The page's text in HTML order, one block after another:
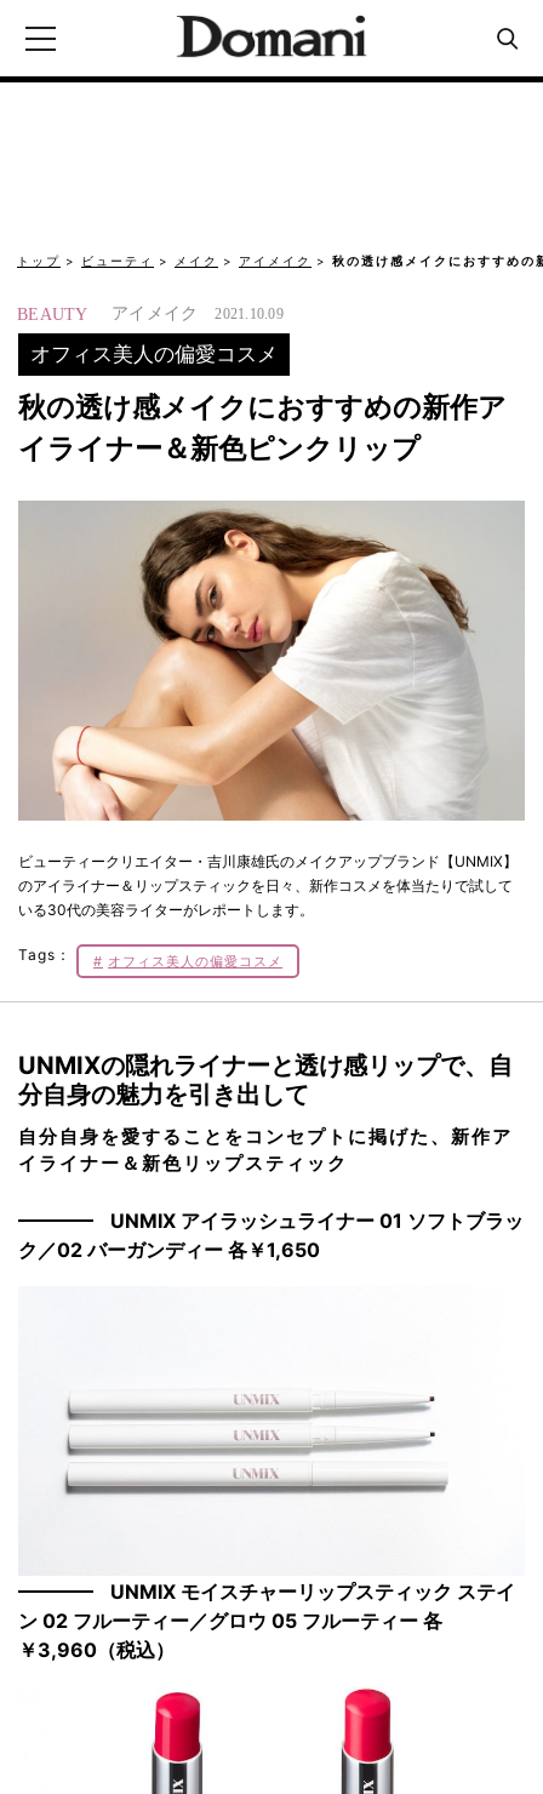
トップ ビューティ メイク アイメイク 秋の透け感メイクにおすすめ
BEAUTY アイメイク 2021.10.09
オフィス美人の偏愛コスメ
秋の透け感メイクにおすすめの新作ア
イライナー＆新色ピンクリップ
ビューティークリエイター・吉川康雄氏のメイクアップブランド【UNMIX】
のアイライナー＆リップスティックを日々、新作コスメを体当たりで試して
いる30代の美容ライターがレポートします。
Tags： オフィス美人の偏愛コスメ
UNMIXの隠れライナーと透け感リップで、自
分自身の魅力を引き出して
自分自身を愛することをコンセプトに掲げた、新作ア
イライナー＆新色リップスティック
UNMIX アイラッシュライナー 01 ソフトブラッ
ク／02 バーガンディー 各￥1,650
UNMIX モイスチャーリップスティック ステイ
ン 02 フルーティー／グロウ 05 フルーティー 各
￥3,960（税込）